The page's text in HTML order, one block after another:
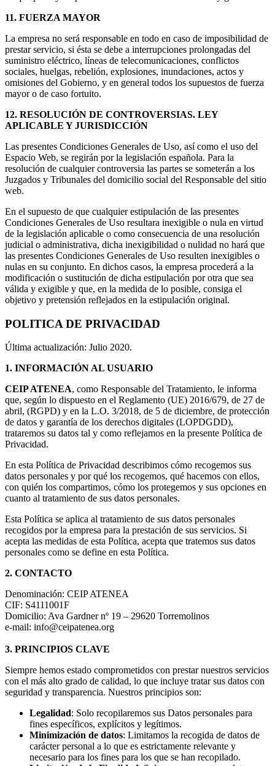
11. FUERZA MAYOR
La empresa no será responsable en todo en caso de imposibilidad de
prestar servicio, si ésta se debe a interrupciones prolongadas del
suministro eléctrico, líneas de telecomunicaciones, conflictos
sociales, huelgas, rebelión, explosiones, inundaciones, actos y
omisiones del Gobierno, y en general todos los supuestos de fuerza
mayor o de caso fortuito.
12. RESOLUCIÓN DE CONTROVERSIAS. LEY
APLICABLE Y JURISDICCIÓN
Las presentes Condiciones Generales de Uso, así como el uso del
Espacio Web, se regirán por la legislación española. Para la
resolución de cualquier controversia las partes se someterán a los
Juzgados y Tribunales del domicilio social del Responsable del sitio
web.
En el supuesto de que cualquier estipulación de las presentes
Condiciones Generales de Uso resultara inexigible o nula en virtud
de la legislación aplicable o como consecuencia de una resolución
judicial o administrativa, dicha inexigibilidad o nulidad no hará que
las presentes Condiciones Generales de Uso resulten inexigibles o
nulas en su conjunto. En dichos casos, la empresa procederá a la
modificación o sustitución de dicha estipulación por otra que sea
válida y exigible y que, en la medida de lo posible, consiga el
objetivo y pretensión reflejados en la estipulación original.
POLITICA DE PRIVACIDAD
Última actualización: Julio 2020.
1. INFORMACIÓN AL USUARIO
CEIP ATENEA, como Responsable del Tratamiento, le informa
que, según lo dispuesto en el Reglamento (UE) 2016/679, de 27 de
abril, (RGPD) y en la L.O. 3/2018, de 5 de diciembre, de protección
de datos y garantía de los derechos digitales (LOPDGDD),
trataremos su datos tal y como reflejamos en la presente Política de
Privacidad.
En esta Política de Privacidad describimos cómo recogemos sus
datos personales y por qué los recogemos, qué hacemos con ellos,
con quién los compartimos, cómo los protegemos y sus opciones en
cuanto al tratamiento de sus datos personales.
Esta Política se aplica al tratamiento de sus datos personales
recogidos por la empresa para la prestación de sus servicios. Si
acepta las medidas de esta Política, acepta que tratemos sus datos
personales como se define en esta Política.
2. CONTACTO
Denominación: CEIP ATENEA
CIF: S4111001F
Domicilio: Ava Gardner nº 19 – 29620 Torremolinos
e-mail: info@ceipatenea.org
3. PRINCIPIOS CLAVE
Siempre hemos estado comprometidos con prestar nuestros servicios
con el más alto grado de calidad, lo que incluye tratar sus datos con
seguridad y transparencia. Nuestros principios son:
Legalidad: Solo recopilaremos sus Datos personales para
fines específicos, explícitos y legítimos.
Minimización de datos: Limitamos la recogida de datos de
carácter personal a lo que es estrictamente relevante y
necesario para los fines para los que se han recopilado.